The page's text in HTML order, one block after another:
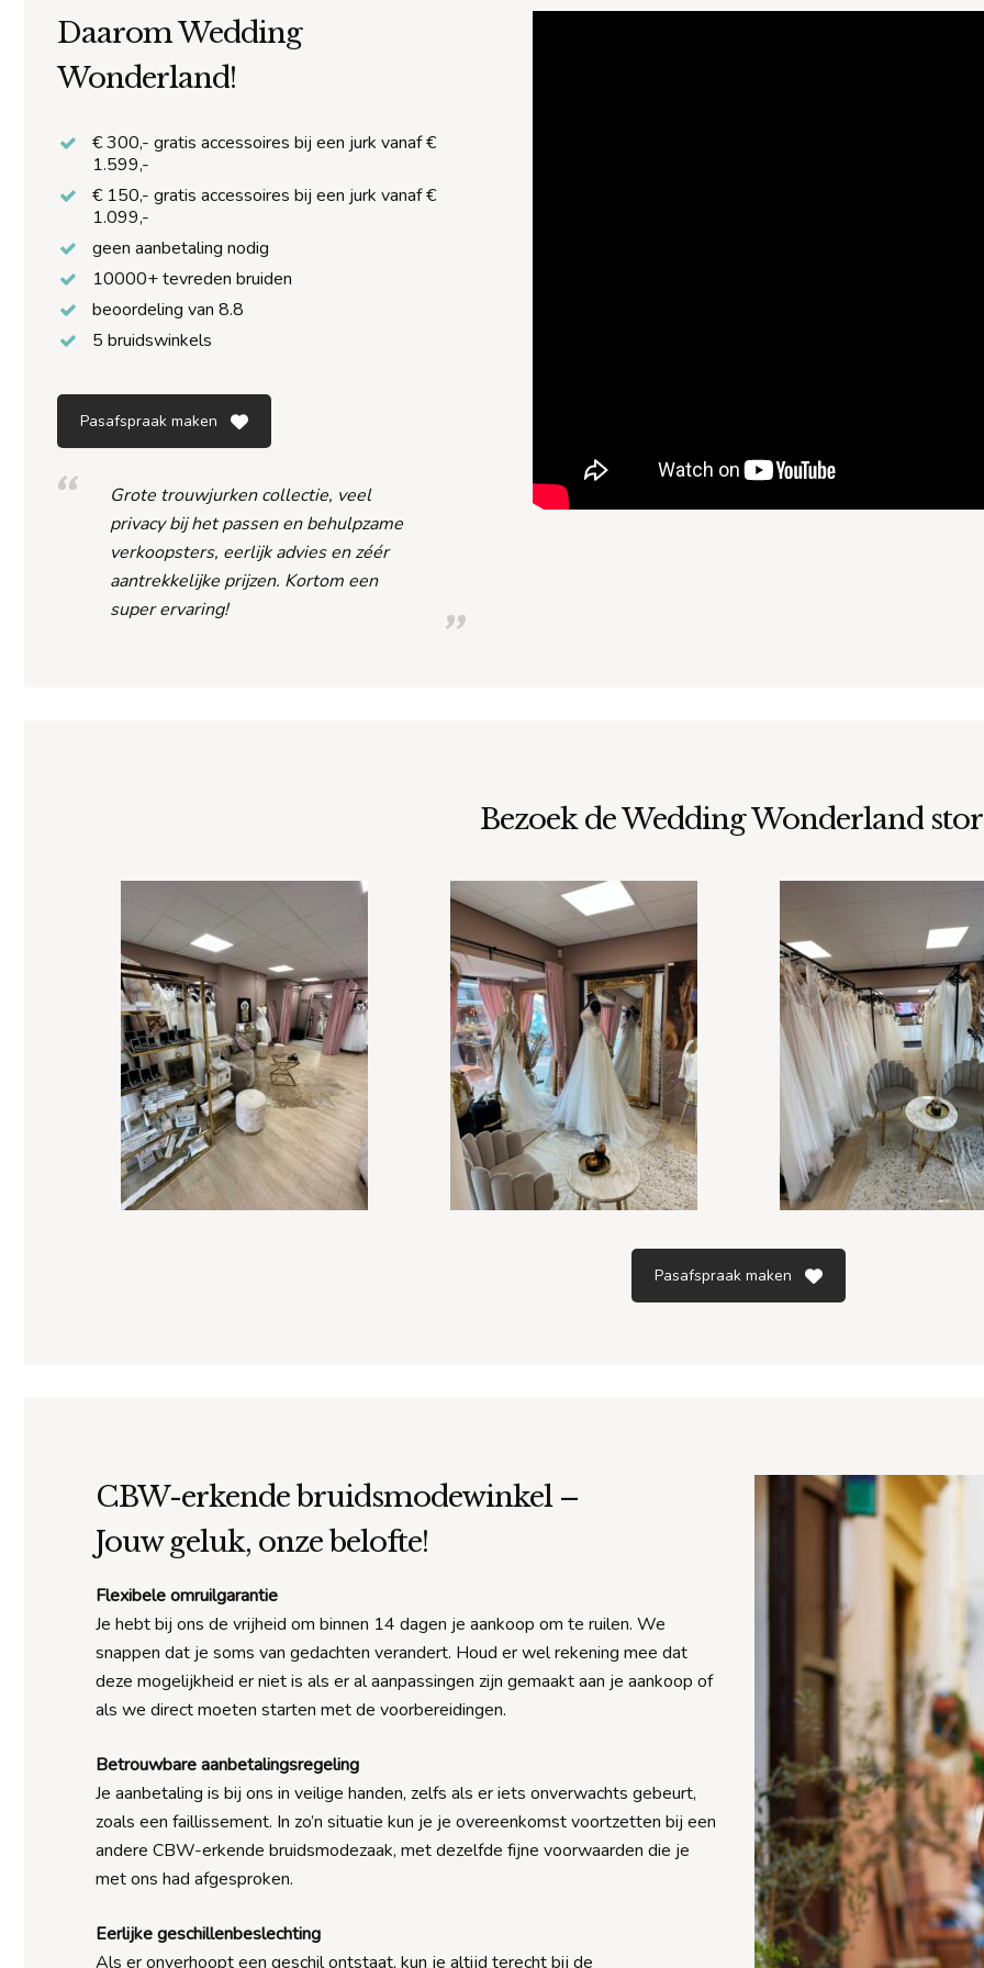
Daarom Wedding
Wonderland!
€ 300,- gratis accessoires bij een jurk vanaf €
1.599,-
€ 150,- gratis accessoires bij een jurk vanaf €
1.099,-
geen aanbetaling nodig
10000+ tevreden bruiden
beoordeling van 8.8
5 bruidswinkels
Pasafspraak maken
Grote trouwjurken collectie, veel
privacy bij het passen en behulpzame
verkoopsters, eerlijk advies en zéér
aantrekkelijke prijzen. Kortom een
super ervaring!
Bezoek de Wedding Wonderland
Pasafspraak maken
CBW-erkende bruidsmodewinkel –
Jouw geluk, onze belofte!
Flexibele omruilgarantie
Je hebt bij ons de vrijheid om binnen 14 dagen je aankoop om te ruilen. We
snappen dat je soms van gedachten verandert. Houd er wel rekening mee dat
deze mogelijkheid er niet is als er al aanpassingen zijn gemaakt aan je aankoop of
als we direct moeten starten met de voorbereidingen.
Betrouwbare aanbetalingsregeling
Je aanbetaling is bij ons in veilige handen, zelfs als er iets onverwachts gebeurt,
zoals een faillissement. In zo’n situatie kun je je overeenkomst voortzetten bij een
andere CBW-erkende bruidsmodezaak, met dezelfde fijne voorwaarden die je
met ons had afgesproken.
Eerlijke geschillenbeslechting
Als er onverhoopt een geschil ontstaat, kun je altijd terecht bij de